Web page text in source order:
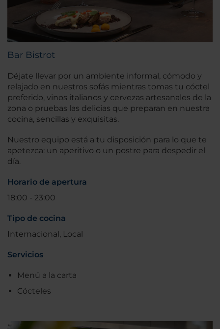
Bar Bistrot
Déjate llevar por un ambiente informal, cómodo y
relajado en nuestros sofás mientras tomas tu cóctel
preferido, vinos italianos y cervezas artesanales de la
zona o pruebas las delicias que preparan en nuestra
cocina, sencillas y exquisitas.
Nuestro equipo está a tu disposición para lo que te
apetezca: un aperitivo o un postre para despedir el
día.
Horario de apertura
18:00 - 23:00
Tipo de cocina
Internacional, Local
Servicios
Menú a la carta
Cócteles